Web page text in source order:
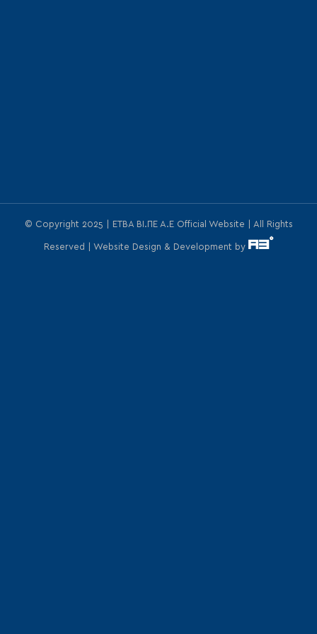
© Copyright 2025 | ΕΤΒΑ ΒΙ.ΠΕ Α.Ε Official Website | All Rights
Reserved | Website Design & Development by